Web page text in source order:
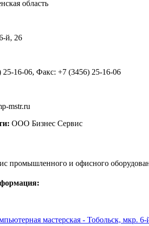
область
й, 26
25-16-06, Факс: +7 (3456) 25-16-06
mstr.ru
ООО Бизнес Сервис
промышленного и офисного
мастерская - Тобольск, мкр. 6-